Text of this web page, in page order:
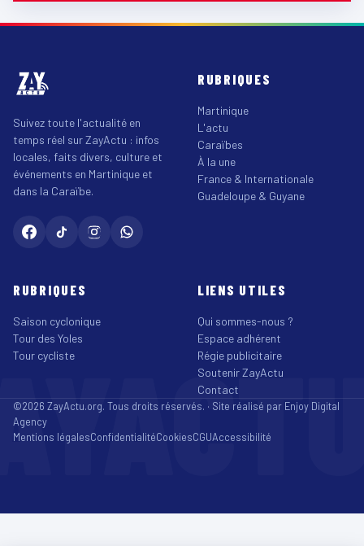
Suivez toute l'actualité en
temps réel sur ZayActu : infos
locales, faits divers, culture et
événements en Martinique et
dans la Caraïbe.
RUBRIQUES
Martinique
L'actu
Caraïbes
À la une
France & Internationale
Guadeloupe & Guyane
RUBRIQUES
Saison cyclonique
Tour des Yoles
Tour cycliste
LIENS UTILES
Qui sommes-nous ?
Espace adhérent
Régie publicitaire
Soutenir ZayActu
Contact
©2026 ZayActu.org. Tous droits réservés. · Site réalisé par Enjoy Digital
Agency
Mentions légalesConfidentialitéCookiesCGUAccessibilité